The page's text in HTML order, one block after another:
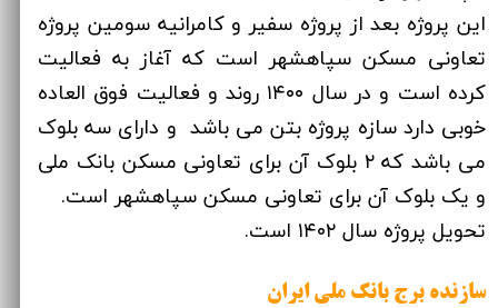
این پروژه بعد از پروژه سفیر و کامرانیه سومین پروژه
تعاونی مسکن سپاهشهر است که آغاز به فعالیت
کرده است و در سال ۱۴۰۰ روند و فعالیت فوق العاده
خوبی دارد سازه پروژه بتن می باشد و دارای سه بلوک
می باشد که ۲ بلوک آن برای تعاونی مسکن بانک ملی
و یک بلوک آن برای تعاونی مسکن سپاهشهر است.
تحویل پروژه سال ۱۴۰۲ است.
سازنده برج بانک ملی ایران